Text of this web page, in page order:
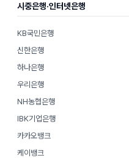
시중은행·인터넷은행
KB국민은행
신한은행
하나은행
우리은행
NH농협은행
IBK기업은행
카카오뱅크
케이뱅크